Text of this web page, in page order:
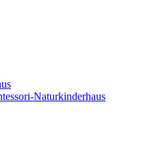
Naturkinderhaus